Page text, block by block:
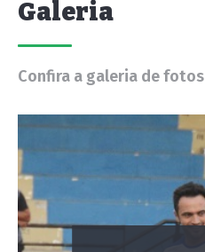
Galeria
Confira a galeria de fotos